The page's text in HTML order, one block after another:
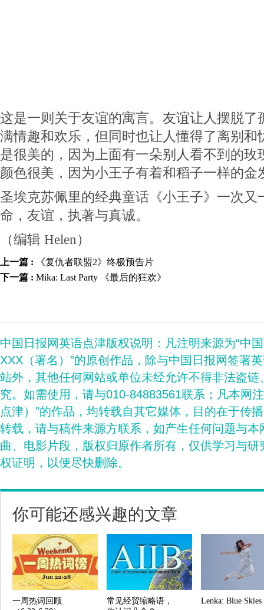
这是一则关于友谊的寓言。友谊让人摆脱了
满情趣和欢乐，但同时也让人懂得了离别和
是很美的，因为上面有一朵别人看不到的玫
颜色很美，因为小王子有着和稻子一样的
圣埃克苏佩里的经典童话《小王子》一次又
命，友谊，执著与真诚。
（编辑 Helen）
上一篇 :
《复仇者联盟2》终极预告片
下一篇 : Mika: Last Party 《最后的狂欢》
中国日报网英语点津版权说明：凡注明来源为“中
XXX（署名）”的原创作品，除与中国日报网签署
站外，其他任何网站或单位未经允许不得非法盗
究。如需使用，请与010-84883561联系；凡本网
点津）”的作品，均转载自其它媒体，目的在于传
转载，请与稿件来源方联系，如产生任何问题与
曲、电影片段，版权归原作者所有，仅供学习与
权证明，以便尽快删除。
你可能还感兴趣的文章
一周热词回顾
常见经贸缩略语，
Lenka: Blue Skies